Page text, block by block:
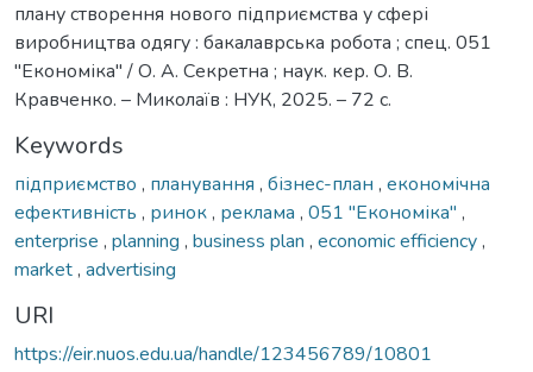
плану створення нового підприємства у сфері
виробництва одягу : бакалаврська робота ; спец. 051
''Економіка'' / О. А. Секретна ; наук. кер. О. В.
Кравченко. – Миколаїв : НУК, 2025. – 72 с.
Keywords
підприємство , планування , бізнес-план , економічна
ефективність , ринок, реклама , 051 ''Економіка'' ,
enterprise , planning , business plan , economic efficiency,
market, advertising
URI
https://eir.nuos.edu.ua/handle/123456789/10801